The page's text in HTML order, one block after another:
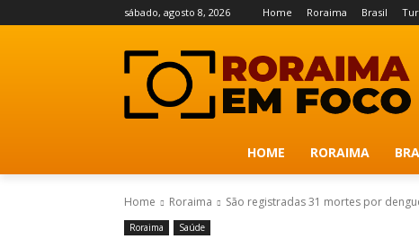
sábado, agosto 8, 2026 Home Roraima Brasil
HOME RORAIMA
Home Roraima São registradas 31 mortes por
Roraima Saúde